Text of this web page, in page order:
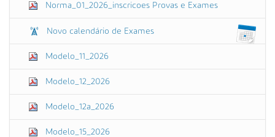
Norma_01_2026_inscricoes Provas e Exames
Novo calendário de Exames
Modelo_11_2026
Modelo_12_2026
Modelo_12a_2026
Modelo_15_2026